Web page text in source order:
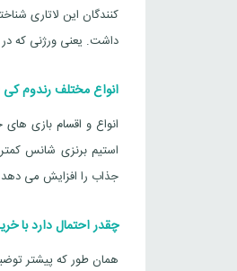
کنندگان این لاتاری
داشت. یعنی ورژنی که
انواع مختلف رندوم کی
انواع و اقسام بازی
استیم برنزی شانس
جذاب را افزایش می
چقدر احتمال دارد با